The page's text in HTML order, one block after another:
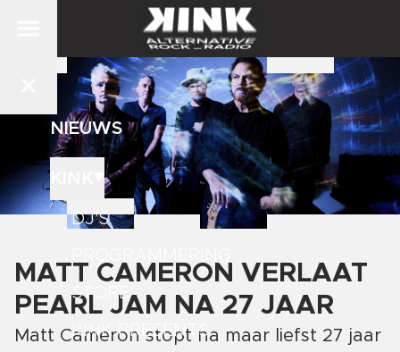
NIEUWS
DJ'S
STORE
KINK PRESENTS
MATT CAMERON VERLAAT
PEARL JAM NA 27 JAAR
Matt Cameron stopt na maar liefst 27 jaar